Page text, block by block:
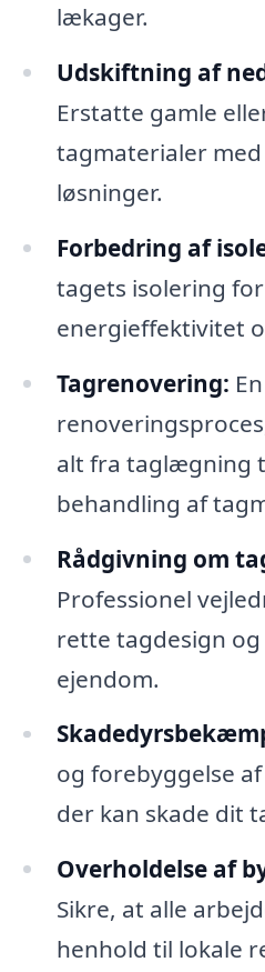
lækager.
Udskiftning af
Erstatte gamle
tagmaterialer
løsninger.
Forbedring af
tagets isolering
energieffektivitet
Tagrenovering:
alt fra taglægning
behandling af
Rådgivning om
Professionel
rette tagdesign
ejendom.
og forebyggelse
der kan skade dit
Overholdelse af
Sikre, at alle
henhold til lokale